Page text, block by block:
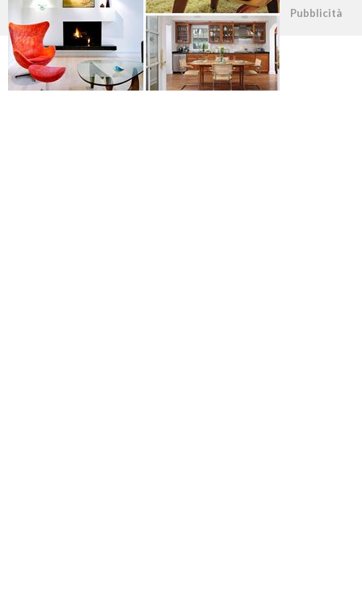
©2026 - casapratica.org - p.iva 03338800984 Pubblicità